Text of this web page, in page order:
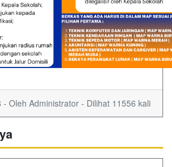
Oleh Administrator - Dilihat 11556 kali